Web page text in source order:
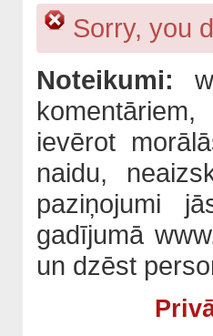
Sorry, you
Noteikumi:
ievērot
naidu,
paziņojumi
gadījumā
un dzēst